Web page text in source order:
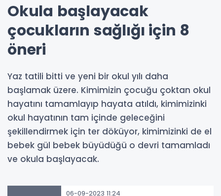
Okula başlayacak
çocukların sağlığı için 8
öneri
Yaz tatili bitti ve yeni bir okul yılı daha
başlamak üzere. Kimimizin çocuğu çoktan okul
hayatını tamamlayıp hayata atıldı, kimimizinki
okul hayatının tam içinde geleceğini
şekillendirmek için ter döküyor, kimimizinki de el
bebek gül bebek büyüdüğü o devri tamamladı
ve okula başlayacak.
06-09-2023 11:24